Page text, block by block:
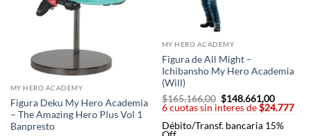
MY HERO ACADEMY
Figura Deku My Hero Academia
– The Amazing Hero Plus Vol 1
Banpresto
MY HERO ACADEMY
Figura de All Might –
Ichibansho My Hero Academia
(Will)
$165.166,00 El
precio
era:
$148.661,00El
precio
es:
6 cuotas sin interes de$24.777
Débito/Transf. bancaria 15%